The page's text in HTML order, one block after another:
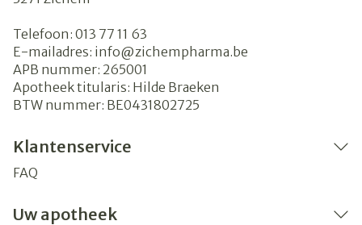
Telefoon: 013 77 11 63
E-mailadres: info@zichempharma.be
APB nummer: 265001
Apotheek titularis: Hilde Braeken
BTW nummer: BE0431802725
Klantenservice
FAQ
Uw apotheek